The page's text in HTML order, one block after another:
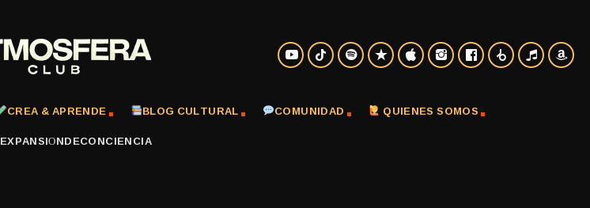
CREA & APRENDE BLOG CULTURAL COMUNIDAD QUIENES SOMOS
EXPANSIÓNDECONCIENCIA